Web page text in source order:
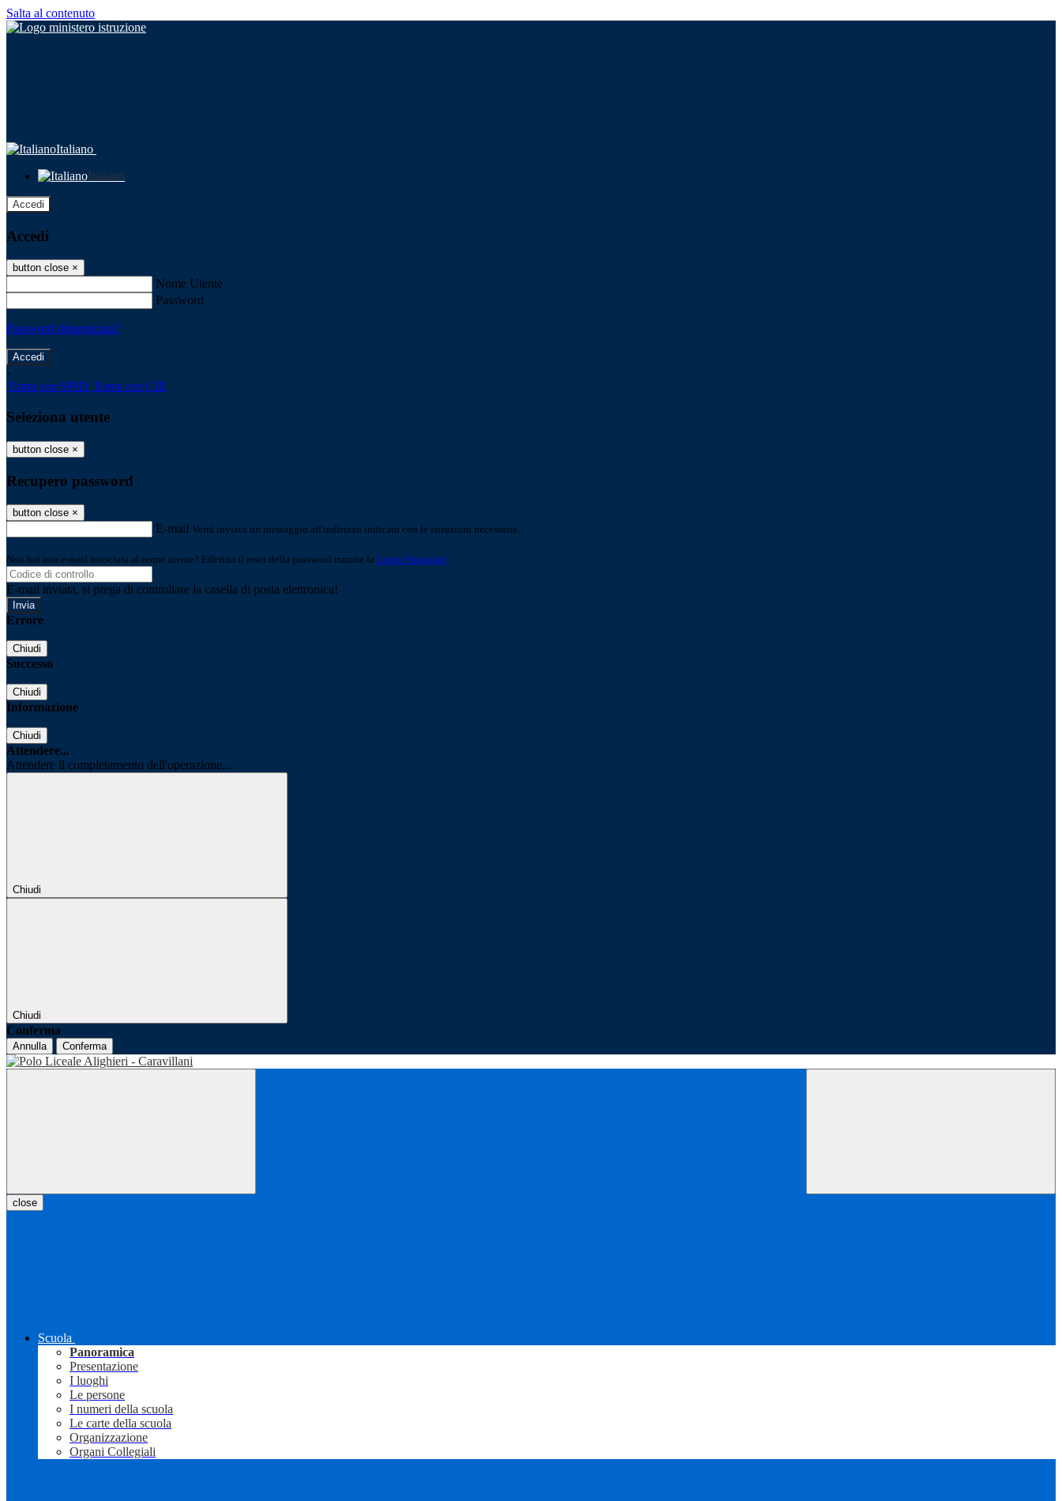
Salta al contenuto
Italiano
Italiano
Accedi
Accedi
button close ×
Nome Utente
Password
Password dimenticata?
-
Entra con SPID Entra con CIE
Seleziona utente
button close ×
Recupero password
button close ×
E-mail Verrà inviato un messaggio all'indirizzo indicato con le istruzioni necessarie.
Non hai una e-mail associata al nome utente? Effettua il reset della password tramite la Login Spaggiari
E-mail inviata, si prega di controllare la casella di posta elettronica!
Errore
Chiudi
Successo
Chiudi
Informazione
Chiudi
Attendere...
Attendere il completamento dell'operazione...
Chiudi
Chiudi
Conferma
Annulla Conferma
close
Scuola
Panoramica
Presentazione
I luoghi
Le persone
I numeri della scuola
Le carte della scuola
Organizzazione
Organi Collegiali